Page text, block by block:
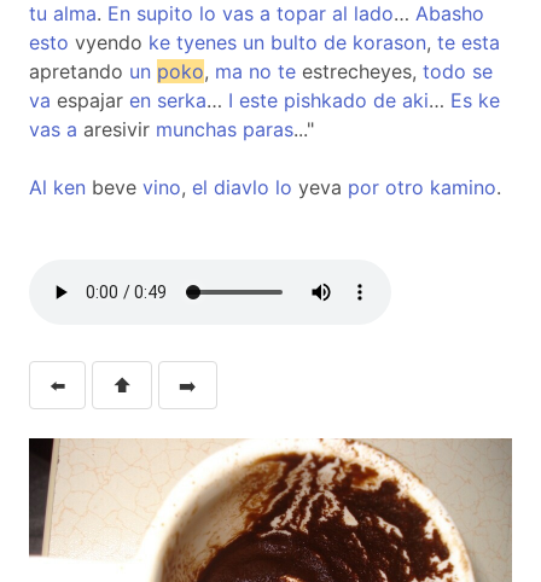
tu alma. En supito lo vas a topar al lado… Abasho
esto vyendo ke tyenes un bulto de korason, te esta
apretando un poko, ma no te estrecheyes, todo se
va espajar en serka… I este pishkado de aki… Es ke
vas a aresivir munchas paras..."
Al ken beve vino, el diavlo lo yeva por otro kamino.
⬅️ ⬆️ ➡️